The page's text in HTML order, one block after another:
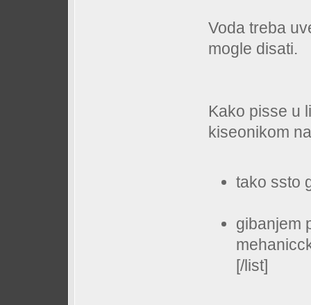
Voda treba
mogle disati.
Kako pisse u
kiseonikom
tako ssto
gibanjem
[/list]